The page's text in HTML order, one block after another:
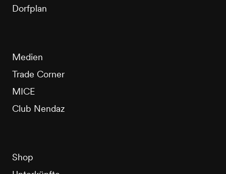
Dorfplan
Medien
Trade Corner
MICE
Club Nendaz
Shop